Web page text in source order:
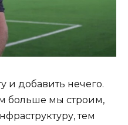
и добавить нечего.
больше мы строим,
тем